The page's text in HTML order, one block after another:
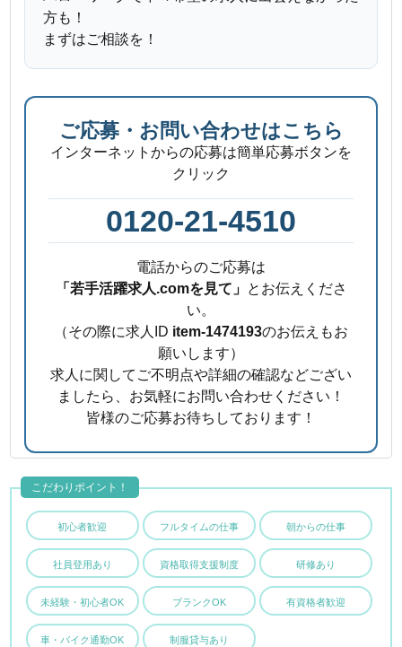
方も！
まずはご相談を！
ご応募・お問い合わせはこちら
インターネットからの応募は簡単応募ボタンを
クリック
0120-21-4510
電話からのご応募は
「若手活躍求人.comを見て」 とお伝えくださ
い。
（その際に求人ID item-1474193のお伝えもお
願いします）
求人に関してご不明点や詳細の確認などござい
ましたら、お気軽にお問い合わせください！
皆様のご応募お待ちしております！
初心者歓迎 フルタイムの仕事 朝からの仕事
社員登用あり 資格取得支援制度 研修あり
未経験・初心者OK ブランクOK 有資格者歓迎
車・バイク通勤OK 制服貸与あり
こだわりポイント！